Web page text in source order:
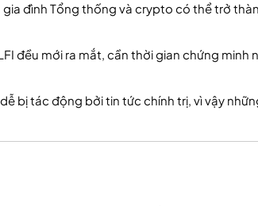
gia đình Tổng thống và crypto có thể trở
đều mới ra mắt, cần thời gian chứng minh
bị tác động bởi tin tức chính trị, vì vậy